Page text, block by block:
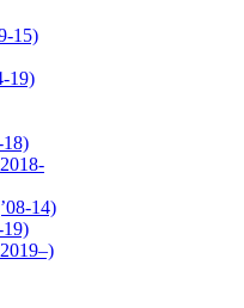
15)
19)
14)